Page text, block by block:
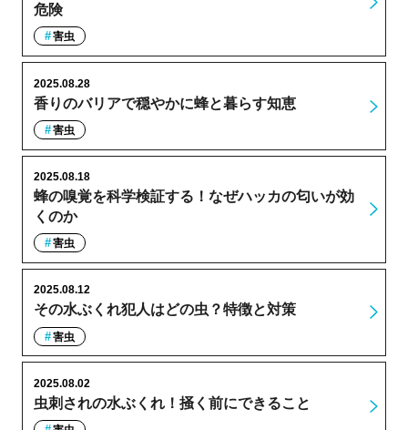
危険
害虫
香りのバリアで穏やかに蜂と暮らす知恵
2025.08.28
害虫
蜂の嗅覚を科学検証する！なぜハッカの匂いが効
くのか
2025.08.18
害虫
その水ぶくれ犯人はどの虫？特徴と対策
2025.08.12
害虫
虫刺されの水ぶくれ！掻く前にできること
2025.08.02